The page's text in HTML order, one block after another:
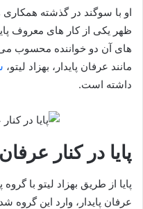
ظهر یکی از کار های معروف
های آن دو خواننده محسوب می
مانند عرفان پایدار، بهزاد لیتو،
داشته است.
پایا در کنار
پایا از طریق بهزاد لیتو با
عرفان پایدار، وارد این گروه